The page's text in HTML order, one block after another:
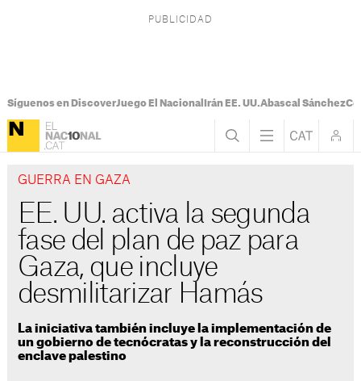
Síguenos en DiscoverJuego El Nacional Irán EE. UU.Abascal Sánchez
GUERRA EN GAZA
EE. UU. activa la segunda
fase del plan de paz para
Gaza, que incluye
desmilitarizar Hamás
La iniciativa también incluye la implementación de
un gobierno de tecnócratas y la reconstrucción del
enclave palestino